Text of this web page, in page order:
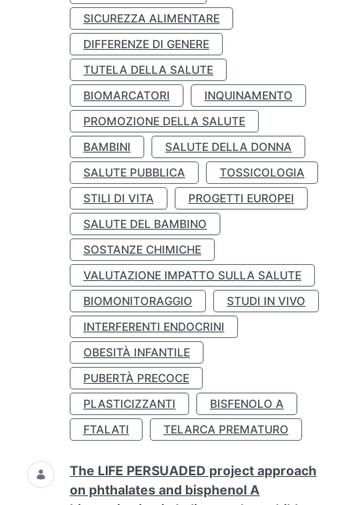
SICUREZZA ALIMENTARE
DIFFERENZE DI GENERE
TUTELA DELLA SALUTE
BIOMARCATORI
INQUINAMENTO
PROMOZIONE DELLA SALUTE
BAMBINI
SALUTE DELLA DONNA
SALUTE PUBBLICA
TOSSICOLOGIA
STILI DI VITA
PROGETTI EUROPEI
SALUTE DEL BAMBINO
SOSTANZE CHIMICHE
VALUTAZIONE IMPATTO SULLA SALUTE
BIOMONITORAGGIO
STUDI IN VIVO
INTERFERENTI ENDOCRINI
OBESITÀ INFANTILE
PUBERTÀ PRECOCE
PLASTICIZZANTI
BISFENOLO A
FTALATI
TELARCA PREMATURO
The LIFE PERSUADED project approach
on phthalates and bisphenol A